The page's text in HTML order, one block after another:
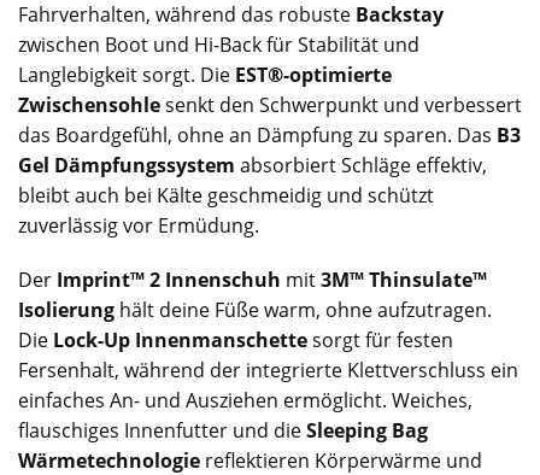
Fahrverhalten, während das robuste Backstay
zwischen Boot und Hi-Back für Stabilität und
Langlebigkeit sorgt. Die EST®-optimierte
Zwischensohlesenkt den Schwerpunkt und verbessert
das Boardgefühl, ohne an Dämpfung zu sparen. Das B3
Gel Dämpfungssystem absorbiert Schläge effektiv,
bleibt auch bei Kälte geschmeidig und schützt
zuverlässig vor Ermüdung.
Der Imprint™ 2 Innenschuh mit3M™ Thinsulate™
Isolierung hält deine Füße warm, ohne aufzutragen.
Die Lock-Up Innenmanschettesorgt für festen
Fersenhalt, während der integrierte Klettverschluss ein
einfaches An- und Ausziehen ermöglicht. Weiches,
flauschiges Innenfutter und dieSleeping Bag
Wärmetechnologie reflektieren Körperwärme und